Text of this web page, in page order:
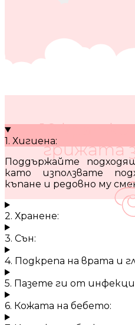
10
грижата
1. Хигиена:
Поддържайте
като използвате
къпане и редовно му
2. Хранене:
3. Сън:
4. Подкрепа на врата и
5. Пазете ги от
6. Кожата на бебето: